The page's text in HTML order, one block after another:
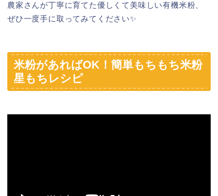
農家さんが丁寧に育てた優しくて美味しい有機米粉、
ぜひ一度手に取ってみてください✨
米粉があればOK！簡単もちもち米粉
星もちレシピ